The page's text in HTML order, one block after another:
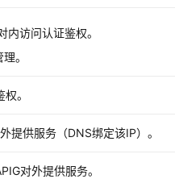
内访问认证鉴权。
。
。
提供服务（DNS绑定该IP）。
对外提供服务。